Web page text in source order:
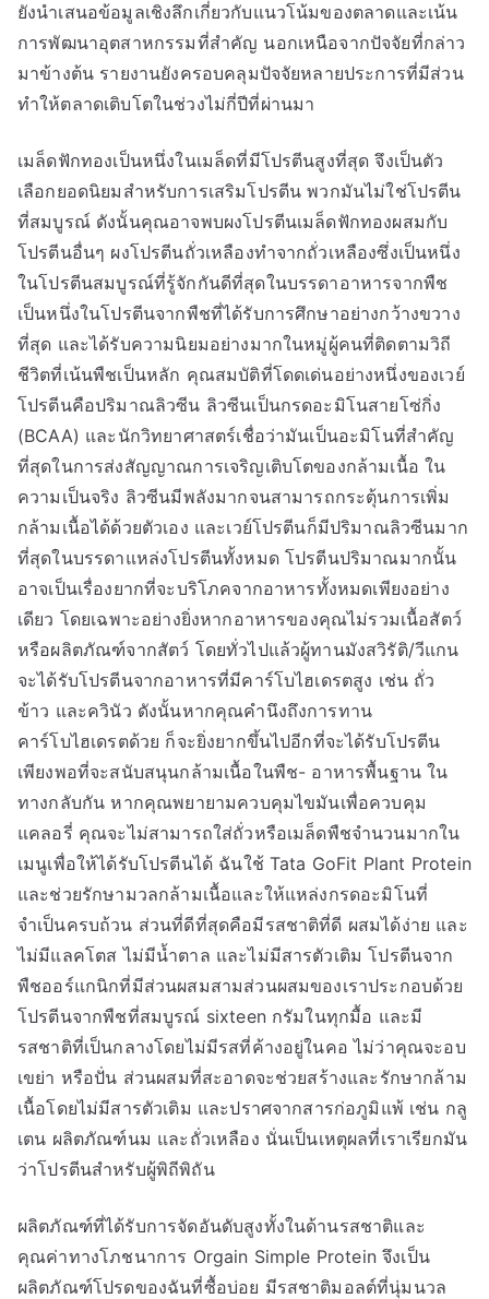
ยังนำเสนอข้อมูลเชิงลึกเกี่ยวกับแนวโน้มของตลาดและเน้น
การพัฒนาอุตสาหกรรมที่สำคัญ นอกเหนือจากปัจจัยที่กล่าว
มาข้างต้น รายงานยังครอบคลุมปัจจัยหลายประการที่มีส่วน
ทำให้ตลาดเติบโตในช่วงไม่กี่ปีที่ผ่านมา
เมล็ดฟักทองเป็นหนึ่งในเมล็ดที่มีโปรตีนสูงที่สุด จึงเป็นตัว
เลือกยอดนิยมสำหรับการเสริมโปรตีน พวกมันไม่ใช่โปรตีน
ที่สมบูรณ์ ดังนั้นคุณอาจพบผงโปรตีนเมล็ดฟักทองผสมกับ
โปรตีนอื่นๆ ผงโปรตีนถั่วเหลืองทำจากถั่วเหลืองซึ่งเป็นหนึ่ง
ในโปรตีนสมบูรณ์ที่รู้จักกันดีที่สุดในบรรดาอาหารจากพืช
เป็นหนึ่งในโปรตีนจากพืชที่ได้รับการศึกษาอย่างกว้างขวาง
ที่สุด และได้รับความนิยมอย่างมากในหมู่ผู้คนที่ติดตามวิถี
ชีวิตที่เน้นพืชเป็นหลัก คุณสมบัติที่โดดเด่นอย่างหนึ่งของเวย์
โปรตีนคือปริมาณลิวซีน ลิวซีนเป็นกรดอะมิโนสายโซ่กิ่ง
(BCAA) และนักวิทยาศาสตร์เชื่อว่ามันเป็นอะมิโนที่สำคัญ
ที่สุดในการส่งสัญญาณการเจริญเติบโตของกล้ามเนื้อ ใน
ความเป็นจริง ลิวซีนมีพลังมากจนสามารถกระตุ้นการเพิ่ม
กล้ามเนื้อได้ด้วยตัวเอง และเวย์โปรตีนก็มีปริมาณลิวซีนมาก
ที่สุดในบรรดาแหล่งโปรตีนทั้งหมด โปรตีนปริมาณมากนั้น
อาจเป็นเรื่องยากที่จะบริโภคจากอาหารทั้งหมดเพียงอย่าง
เดียว โดยเฉพาะอย่างยิ่งหากอาหารของคุณไม่รวมเนื้อสัตว์
หรือผลิตภัณฑ์จากสัตว์ โดยทั่วไปแล้วผู้ทานมังสวิรัติ/วีแกน
จะได้รับโปรตีนจากอาหารที่มีคาร์โบไฮเดรตสูง เช่น ถั่ว
ข้าว และควินัว ดังนั้นหากคุณคำนึงถึงการทาน
คาร์โบไฮเดรตด้วย ก็จะยิ่งยากขึ้นไปอีกที่จะได้รับโปรตีน
เพียงพอที่จะสนับสนุนกล้ามเนื้อในพืช- อาหารพื้นฐาน ใน
ทางกลับกัน หากคุณพยายามควบคุมไขมันเพื่อควบคุม
แคลอรี่ คุณจะไม่สามารถใส่ถั่วหรือเมล็ดพืชจำนวนมากใน
เมนูเพื่อให้ได้รับโปรตีนได้ ฉันใช้ Tata GoFit Plant Protein
และช่วยรักษามวลกล้ามเนื้อและให้แหล่งกรดอะมิโนที่
จำเป็นครบถ้วน ส่วนที่ดีที่สุดคือมีรสชาติที่ดี ผสมได้ง่าย และ
ไม่มีแลคโตส ไม่มีน้ำตาล และไม่มีสารตัวเติม โปรตีนจาก
พืชออร์แกนิกที่มีส่วนผสมสามส่วนผสมของเราประกอบด้วย
โปรตีนจากพืชที่สมบูรณ์ sixteen กรัมในทุกมื้อ และมี
รสชาติที่เป็นกลางโดยไม่มีรสที่ค้างอยู่ในคอ ไม่ว่าคุณจะอบ
เขย่า หรือปั่น ส่วนผสมที่สะอาดจะช่วยสร้างและรักษากล้าม
เนื้อโดยไม่มีสารตัวเติม และปราศจากสารก่อภูมิแพ้ เช่น กลู
เตน ผลิตภัณฑ์นม และถั่วเหลือง นั่นเป็นเหตุผลที่เราเรียกมัน
ว่าโปรตีนสำหรับผู้พิถีพิถัน
ผลิตภัณฑ์ที่ได้รับการจัดอันดับสูงทั้งในด้านรสชาติและ
คุณค่าทางโภชนาการ Orgain Simple Protein จึงเป็น
ผลิตภัณฑ์โปรดของฉันที่ซื้อบ่อย มีรสชาติมอลต์ที่นุ่มนวล